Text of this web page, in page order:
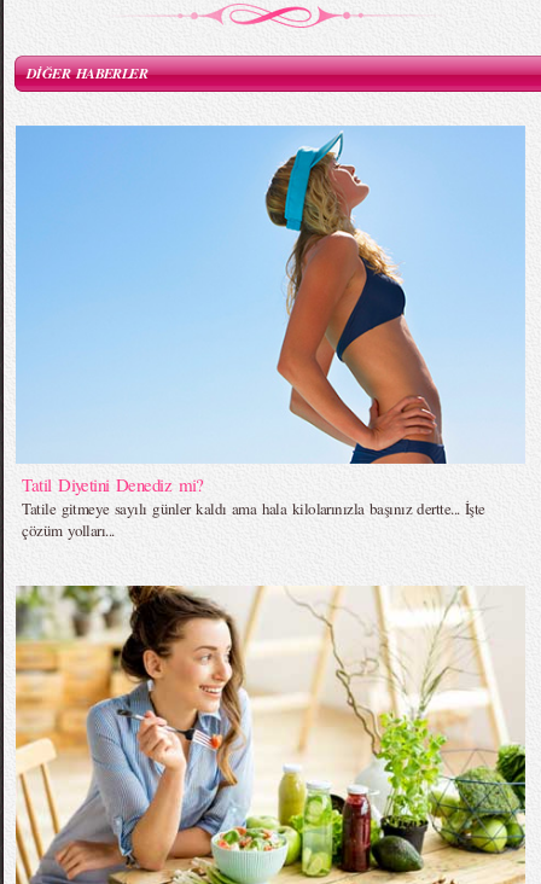
DİĞER HABERLER
Tatil Diyetini Denediz mi?
Tatile gitmeye sayılı günler kaldı ama hala kilolarınızla başınız dertte... İşte
çözüm yolları...